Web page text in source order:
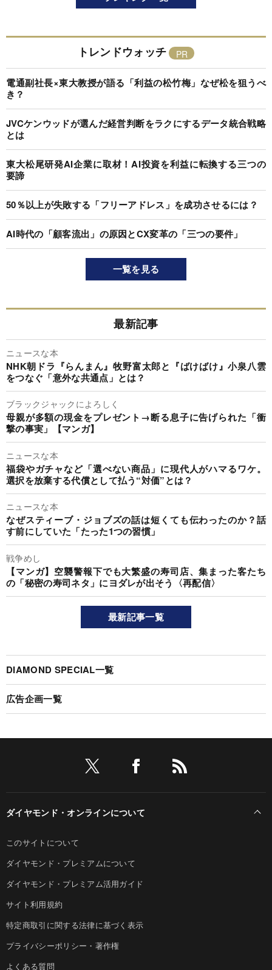
トレンドウォッチ
電通副社長×東大教授が語る「利益の松竹梅」なぜ松を狙うべ
き？
JVCケンウッドが選んだ経営判断をラクにするデータ統合戦略
とは
東大松尾研発AI企業に取材！AI投資を利益に転換する三つの
要諦
50％以上が失敗する「フリーアドレス」を成功させるには？
AI時代の「顧客流出」の原因とCX変革の「三つの要件」
一覧を見る
最新記事
ニュースな本
NHK朝ドラ『らんまん』牧野富太郎と『ばけばけ』小泉八雲
をつなぐ「意外な共通点」とは？
ブラックジャックによろしく
母親が多額の現金をプレゼント→断る息子に告げられた「衝
撃の事実」【マンガ】
ニュースな本
福袋やガチャなど「選べない商品」に現代人がハマるワケ。
選択を放棄する代償として払う“対価”とは？
ニュースな本
なぜスティーブ・ジョブズの話は短くても伝わったのか？話
す前にしていた「たった1つの習慣」
戦争めし
【マンガ】空襲警報下でも大繁盛の寿司店、集まった客たち
の「秘密の寿司ネタ」にヨダレが出そう〈再配信〉
最新記事一覧
DIAMOND SPECIAL一覧
広告企画一覧
ダイヤモンド・オンラインについて
このサイトについて
ダイヤモンド・プレミアムについて
ダイヤモンド・プレミアム活用ガイド
サイト利用規約
特定商取引に関する法律に基づく表示
プライバシーポリシー・著作権
よくある質問